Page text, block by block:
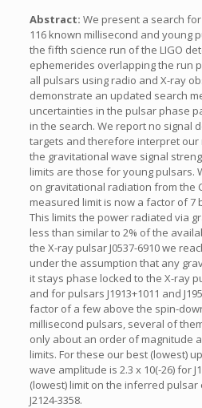
Abstract: We present a search
116 known millisecond and young
the fifth science run of the LIGO
ephemerides overlapping the run
all pulsars using radio and X-ray
demonstrate an updated search
uncertainties in the pulsar phase
in the search. We report no signal
targets and therefore interpret our
the gravitational wave signal
limits are those for young pulsars.
on gravitational radiation from the
measured limit is now a factor of 7
This limits the power radiated via
less than similar to 2% of the
the X-ray pulsar J0537-6910 we
under the assumption that any
it stays phase locked to the X-ray
and for pulsars J1913+1011 and
factor of a few above the spin-
millisecond pulsars, several of
only about an order of magnitude
limits. For these our best (lowest)
wave amplitude is 2.3 x 10(-26) for
(lowest) limit on the inferred pulsar
J2124-3358.